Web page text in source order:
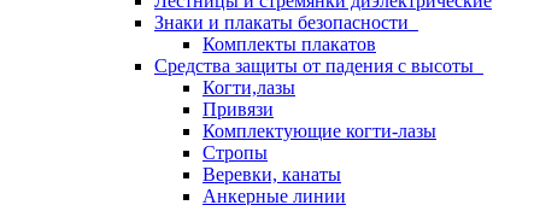
Знаки и плакаты безопасности
Комплекты плакатов
Средства защиты от падения с высоты
Когти,лазы
Привязи
Комплектующие когти-лазы
Стропы
Веревки, канаты
Анкерные линии